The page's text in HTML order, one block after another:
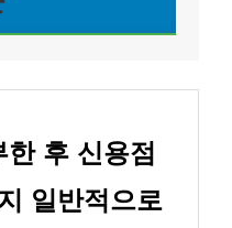
후 신용점
일반적으로